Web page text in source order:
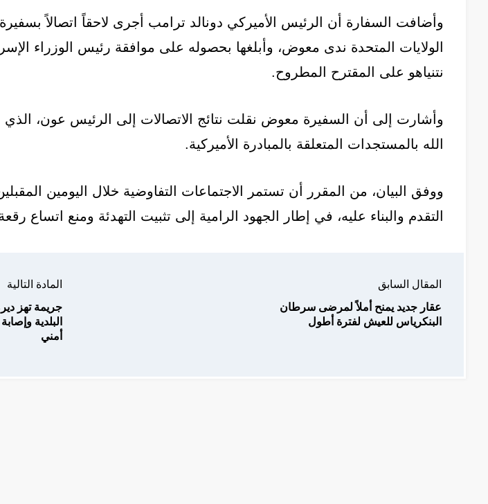
وأضافت السفارة أن الرئيس الأميركي دونالد ترامب أجرى لاحقاً اتصالاً
الولايات المتحدة ندى معوض، وأبلغها بحصوله على موافقة رئيس الوزراء
نتنياهو على المقترح المطروح.
وأشارت إلى أن السفيرة معوض نقلت نتائج الاتصالات إلى الرئيس عون، الذي
الله بالمستجدات المتعلقة بالمبادرة الأميركية.
ووفق البيان، من المقرر أن تستمر الاجتماعات التفاوضية خلال اليومين
التقدم والبناء عليه، في إطار الجهود الرامية إلى تثبيت التهدئة ومنع اتساع
المقال السابق
عقار جديد يمنح أملاً لمرضى سرطان
البنكرياس للعيش لفترة أطول
المادة التالية
جريمة تهز
البلدية
أمني